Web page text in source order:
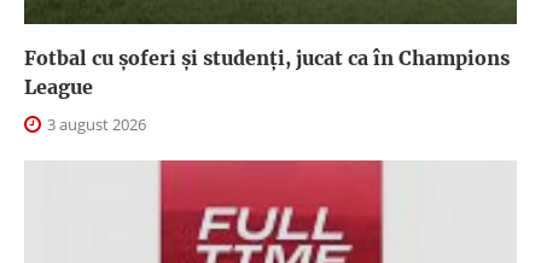
Fotbal cu șoferi și studenți, jucat ca în Champions
League
3 august 2026